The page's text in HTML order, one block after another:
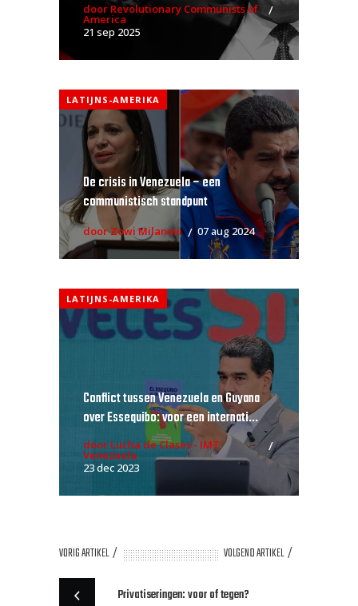
door Revolutionary Communists of
America
21 sep 2025
LATIJNS-AMERIKA
De crisis in Venezuela – een
communistisch standpunt
door Zowi Milanovi 07 aug 2024
LATIJNS-AMERIKA
Conflict tussen Venezuela en Guyana
over Essequibo: voor een internati...
door Lucha de Clases - IMT
Venezuela
23 dec 2023
VORIG ARTIKEL VOLGEND ARTIKEL
Privatiseringen: voor of tegen?